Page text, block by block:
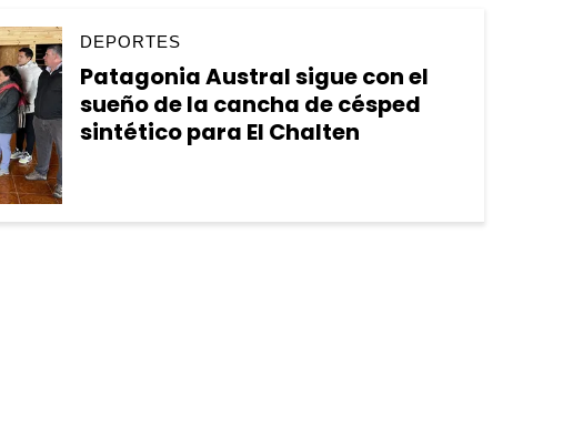
Patagonia Austral sigue con el
sueño de la cancha de césped
sintético para El Chalten
DEPORTES